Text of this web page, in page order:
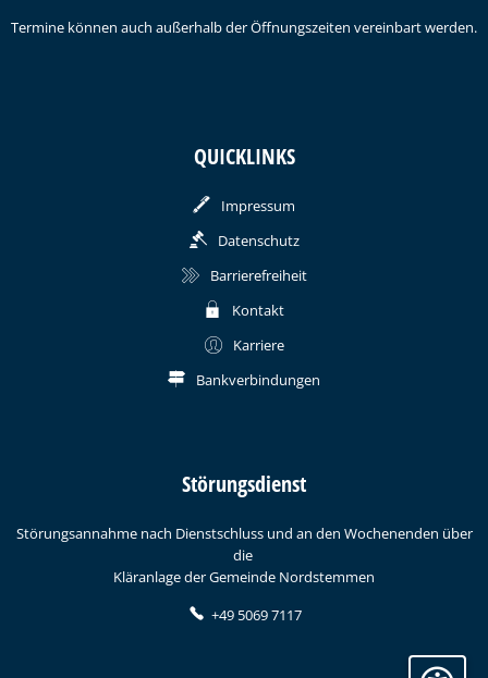
Termine können auch außerhalb der Öffnungszeiten vereinbart werden.
QUICKLINKS
Impressum
Datenschutz
Barrierefreiheit
Kontakt
Karriere
Bankverbindungen
Störungsdienst
Störungsannahme nach Dienstschluss und an den Wochenenden über
die
Kläranlage der Gemeinde Nordstemmen
+49 5069 7117